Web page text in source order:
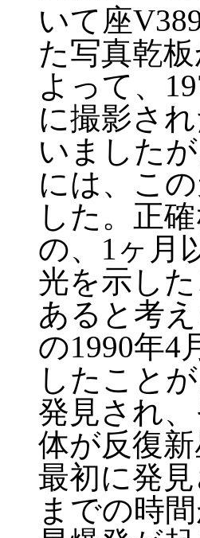
いて座
た写真乾
よって、
に撮影さ
いました
には、こ
した。正
の、1ヶ月
光を示し
あると考
の1990年4
したこと
発見され
体が反復
最初に発
までの時